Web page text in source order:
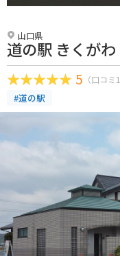
山口県
道の駅 きくがわ
5 （口コミ
#道の駅